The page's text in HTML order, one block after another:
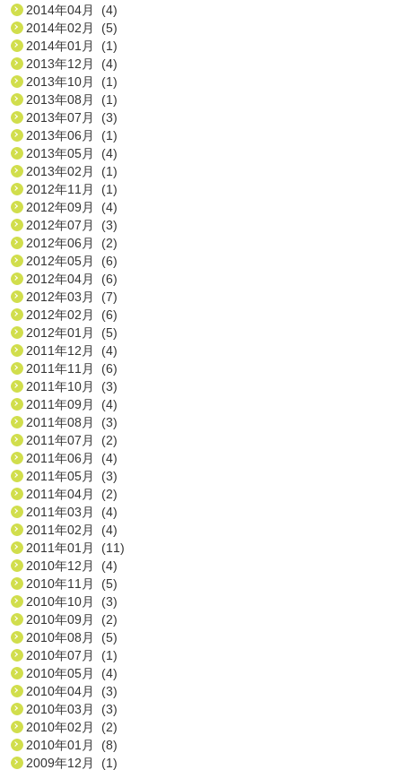
2014年04月 (4)
2014年02月 (5)
2014年01月 (1)
2013年12月 (4)
2013年10月 (1)
2013年08月 (1)
2013年07月 (3)
2013年06月 (1)
2013年05月 (4)
2013年02月 (1)
2012年11月 (1)
2012年09月 (4)
2012年07月 (3)
2012年06月 (2)
2012年05月 (6)
2012年04月 (6)
2012年03月 (7)
2012年02月 (6)
2012年01月 (5)
2011年12月 (4)
2011年11月 (6)
2011年10月 (3)
2011年09月 (4)
2011年08月 (3)
2011年07月 (2)
2011年06月 (4)
2011年05月 (3)
2011年04月 (2)
2011年03月 (4)
2011年02月 (4)
2011年01月 (11)
2010年12月 (4)
2010年11月 (5)
2010年10月 (3)
2010年09月 (2)
2010年08月 (5)
2010年07月 (1)
2010年05月 (4)
2010年04月 (3)
2010年03月 (3)
2010年02月 (2)
2010年01月 (8)
2009年12月 (1)